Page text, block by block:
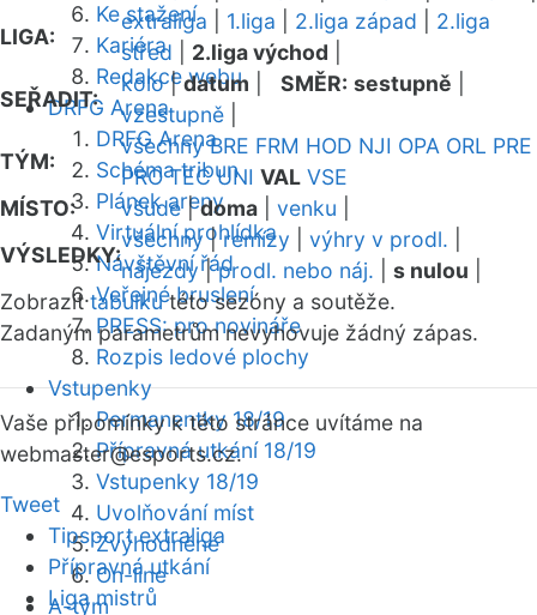
Ke stažení
Kariéra
Redakce webu
DRFG Arena
DRFG Arena
Schéma tribun
Plánek areny
Virtuální prohlídka
Návštěvní řád
Veřejné bruslení
PRESS: pro novináře
Rozpis ledové plochy
Vstupenky
Permanentky 18/19
Přípravná utkání 18/19
Vstupenky 18/19
Uvolňování míst
Zvýhodněné
On-line
A-tým
LIGA:
extraliga 1.liga 2.liga západ
2.liga
střed
2.liga východ
SEŘADIT:
kolo|datum SMĚR: sestupně
vzestupně
TÝM:
všechny BRE FRM HOD NJI OPA ORL PRE
PRO TEC UNI VAL VSE
MÍSTO:
všude|doma venku
VÝSLEDKY:
všechny|remízy výhry v prodl.
nájezdy|prodl. nebo náj. s nulou
Zobrazittabulkutéto sezóny a soutěže.
Zadaným parametrům nevyhovuje žádný zápas.
Vaše připomínky k této stránce uvítáme na
webmaster@esports.cz.
Tweet
Tipsport extraliga
Přípravná utkání
Liga mistrů